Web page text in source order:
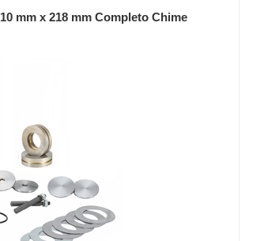
mm x 218 mm Completo Chime